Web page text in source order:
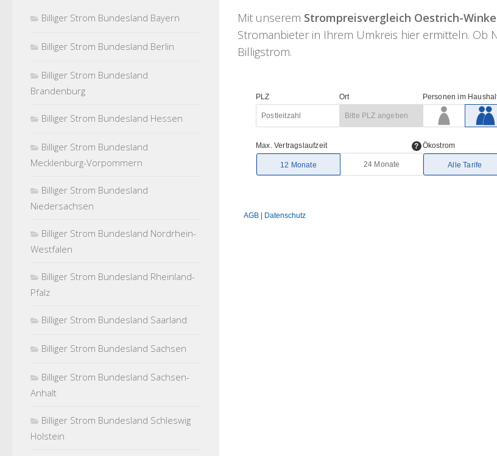
Mit unserem Strompreisvergleich Oestrich-
Stromanbieter in Ihrem Umkreis hier ermitteln.
Billigstrom.
Billiger Strom Bundesland Bayern
Billiger Strom Bundesland Berlin
Billiger Strom Bundesland
Brandenburg
Billiger Strom Bundesland Hessen
Billiger Strom Bundesland
Mecklenburg-Vorpommern
Billiger Strom Bundesland
Niedersachsen
Billiger Strom Bundesland Nordrhein-
Westfalen
Billiger Strom Bundesland Rheinland-
Pfalz
Billiger Strom Bundesland Saarland
Billiger Strom Bundesland Sachsen
Billiger Strom Bundesland Sachsen-
Anhalt
Billiger Strom Bundesland Schleswig
Holstein